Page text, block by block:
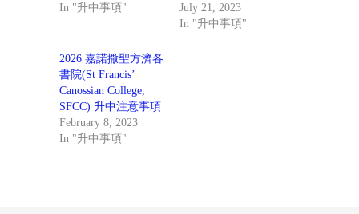
In "升中事項"
July 21, 2023
In "升中事項"
2026 嘉諾撒聖方濟各
書院(St Francis’
Canossian College,
SFCC) 升中注意事項
February 8, 2023
In "升中事項"